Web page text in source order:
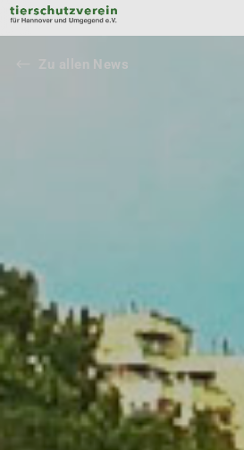
Zu allen News